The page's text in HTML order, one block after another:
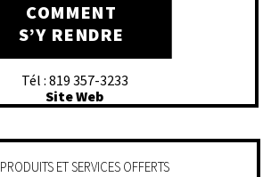
COMMENT
S’Y RENDRE
Tél : 819 357-3233
Site Web
PRODUITS ET SERVICES OFFERTS